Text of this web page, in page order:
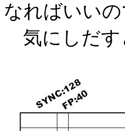
なればいいの
気にしだす